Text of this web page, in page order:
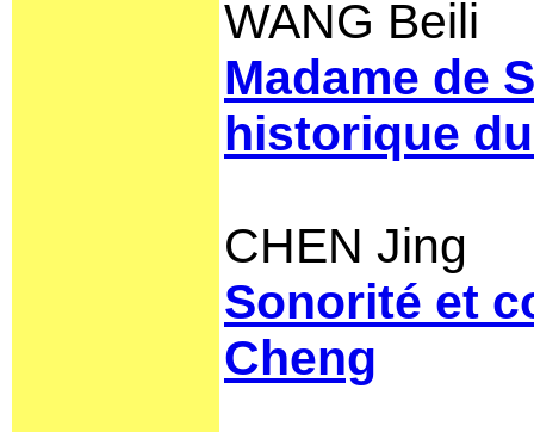
WANG Beili
Madame de
historique
CHEN Jing
Sonorité et
Cheng